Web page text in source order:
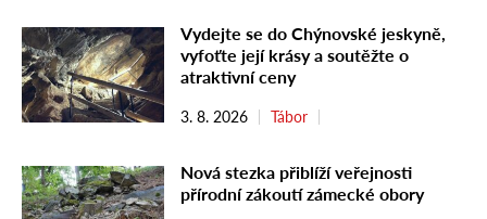
Vydejte se do Chýnovské jeskyně,
vyfoťte její krásy a soutěžte o
atraktivní ceny
3. 8. 2026 Tábor
Nová stezka přiblíží veřejnosti
přírodní zákoutí zámecké obory